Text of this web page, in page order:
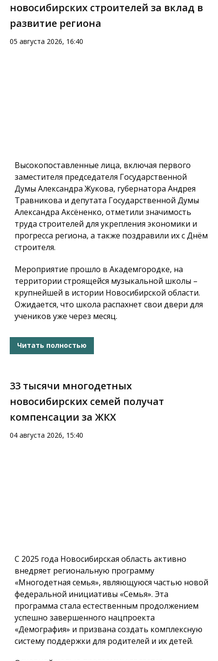
новосибирских строителей за вклад в
развитие региона
05 августа 2026, 16:40
Высокопоставленные лица, включая первого
заместителя председателя Государственной
Думы Александра Жукова, губернатора Андрея
Травникова и депутата Государственной Думы
Александра Аксёненко, отметили значимость
труда строителей для укрепления экономики и
прогресса региона, а также поздравили их с Днём
строителя.
Мероприятие прошло в Академгородке, на
территории строящейся музыкальной школы –
крупнейшей в истории Новосибирской области.
Ожидается, что школа распахнет свои двери для
учеников уже через месяц.
Читать полностью
33 тысячи многодетных
новосибирских семей получат
компенсации за ЖКХ
04 августа 2026, 15:40
С 2025 года Новосибирская область активно
внедряет региональную программу
«Многодетная семья», являющуюся частью новой
федеральной инициативы «Семья». Эта
программа стала естественным продолжением
успешно завершенного нацпроекта
«Демография» и призвана создать комплексную
систему поддержки для родителей и их детей.